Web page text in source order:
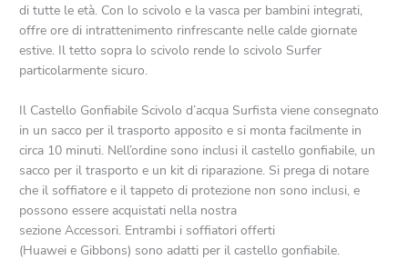
di tutte le età. Con lo scivolo e la vasca per bambini integrati,
offre ore di intrattenimento rinfrescante nelle calde giornate
estive. Il tetto sopra lo scivolo rende lo scivolo Surfer
particolarmente sicuro.
Il Castello Gonfiabile Scivolo d’acqua Surfista viene consegnato
in un sacco per il trasporto apposito e si monta facilmente in
circa 10 minuti. Nell’ordine sono inclusi il castello gonfiabile, un
sacco per il trasporto e un kit di riparazione. Si prega di notare
che il soffiatore e il tappeto di protezione non sono inclusi, e
possono essere acquistati nella nostra
sezione Accessori. Entrambi i soffiatori offerti
(Huawei e Gibbons) sono adatti per il castello gonfiabile.